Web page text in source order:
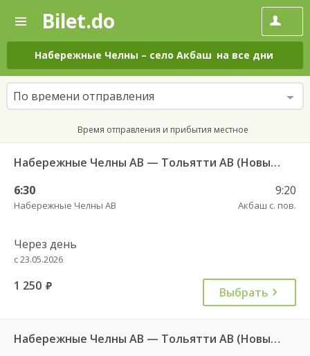
—
Поиск
и
покупка
билетов
на
автобус
онлайн
Bilet.do
Набережные Челны – село Акбаш на все дни
По времени отправления
Время отправления и прибытия местное
Набережные Челны АВ — Тольятти АВ (Новый город) 10722
6:30
Набережные Челны АВ
9:20
Акбаш с. пов.
Через день
с 23.05.2026
1 250 руб. Выбрать
Набережные Челны АВ — Тольятти АВ (Новый город) 601